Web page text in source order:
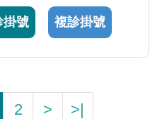
病人全人全方位的癌
掛號 複診掛號
2 > >|